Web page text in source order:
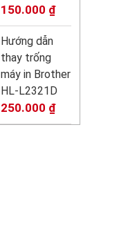
150.000 ₫
Hướng dẫn
thay trống
máy in Brother
HL-L2321D
250.000 ₫